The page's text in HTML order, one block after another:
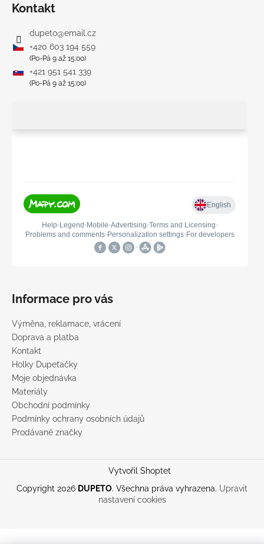
Kontakt
dupeto@email.cz
+420 603 194 559
(Po-Pá 9 až 15:00)
+421 951 541 339
(Po-Pá 9 až 15:00)
Informace pro vás
Výměna, reklamace, vrácení
Doprava a platba
Kontakt
Holky Dupeťačky
Moje objednávka
Materiály
Obchodní podmínky
Podmínky ochrany osobních údajů
Prodávané značky
Vytvořil Shoptet
Copyright 2026 DUPETO. Všechna práva vyhrazena. Upravit
nastavení cookies